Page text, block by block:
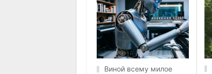
Виной всему милое